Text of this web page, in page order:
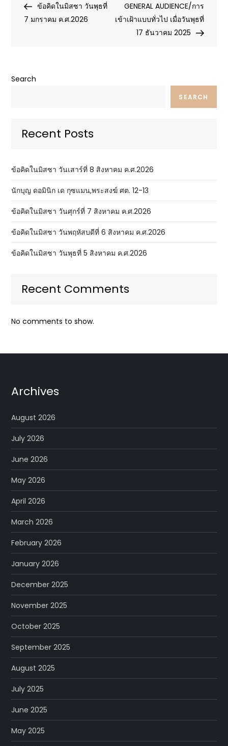
navigation
Postข้อคิดในมิสซา วันพุธที่
7 มกราคม ค.ศ.2026
Post
GENERAL AUDIENCE/การ
เข้าเฝ้าแบบทั่วไป เมื่อวันพุธที่
17 ธันวาคม 2025
Search
SEARCH
Recent Posts
ข้อคิดในมิสซา วันเสาร์ที่ 8 สิงหาคม ค.ศ.2026
นักบุญ ดอมินิก เด กุซแมน,พระสงฆ์ ศต. 12-13
ข้อคิดในมิสซา วันศุกร์ที่ 7 สิงหาคม ค.ศ.2026
ข้อคิดในมิสซา วันพฤหัสบดีที่ 6 สิงหาคม ค.ศ.2026
ข้อคิดในมิสซา วันพุธที่ 5 สิงหาคม ค.ศ.2026
Recent Comments
No comments to show.
Archives
August 2026
July 2026
June 2026
May 2026
April 2026
March 2026
February 2026
January 2026
December 2025
November 2025
October 2025
September 2025
August 2025
July 2025
June 2025
May 2025